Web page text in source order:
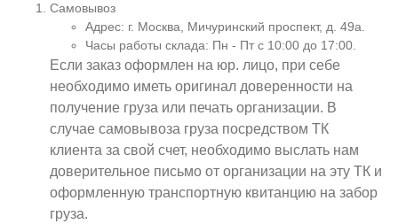
Самовывоз
Адрес: г. Москва, Мичуринский проспект, д. 49а.
Часы работы склада: Пн - Пт с 10:00 до 17:00.
Если заказ оформлен на юр. лицо, при себе
необходимо иметь оригинал доверенности на
получение груза или печать организации. В
случае самовывоза груза посредством ТК
клиента за свой счет, необходимо выслать нам
доверительное письмо от организации на эту ТК и
оформленную транспортную квитанцию на забор
груза.